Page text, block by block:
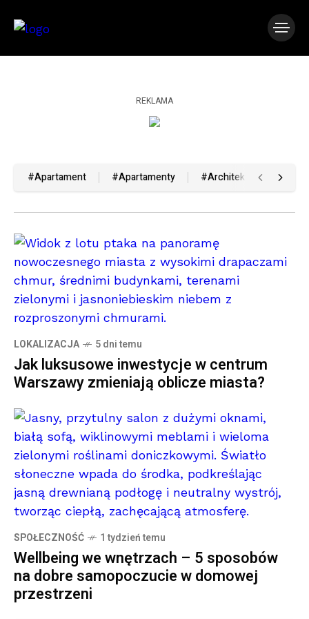
REKLAMA
#Apartament #Apartamenty #Architektura
LOKALIZACJA 5 dni temu
Jak luksusowe inwestycje w centrum
Warszawy zmieniają oblicze miasta?
SPOŁECZNOŚĆ 1 tydzień temu
Wellbeing we wnętrzach – 5 sposobów
na dobre samopoczucie w domowej
przestrzeni